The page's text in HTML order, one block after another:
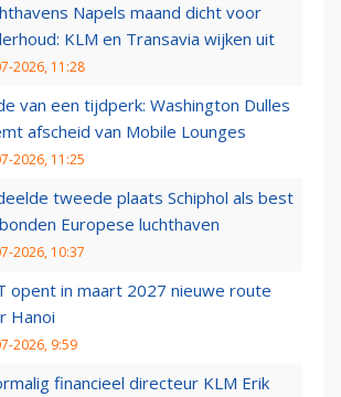
Napels maand dicht voor
KLM en Transavia wijken uit
2026, 11:28
van een tijdperk: Washington Dulles
afscheid van Mobile Lounges
2026, 11:25
tweede plaats Schiphol als best
Europese luchthaven
2026, 10:37
opent in maart 2027 nieuwe route
Hanoi
2026, 9:59
financieel directeur KLM Erik